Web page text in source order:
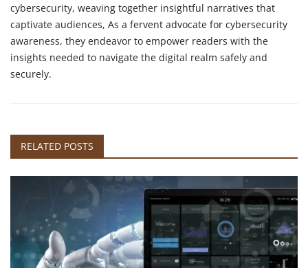
cybersecurity, weaving together insightful narratives that
captivate audiences, As a fervent advocate for cybersecurity
awareness, they endeavor to empower readers with the
insights needed to navigate the digital realm safely and
securely.
RELATED POSTS